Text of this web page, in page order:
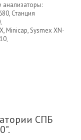
Станция
Minicap, Sysmex XN-
СПБ